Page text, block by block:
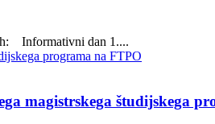
Informativni dan 1....
magistrskega študijskega